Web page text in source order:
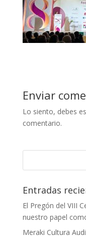
Enviar
Lo siento, debes
comentario.
Entradas
El Pregón del VIII
nuestro papel
Meraki Cultura